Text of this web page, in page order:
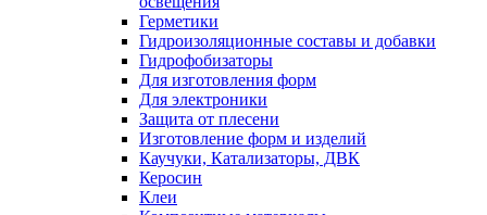
Герметики
Гидроизоляционные составы и добавки
Гидрофобизаторы
Для изготовления форм
Для электроники
Защита от плесени
Изготовление форм и изделий
Каучуки, Катализаторы, ДВК
Керосин
Клеи